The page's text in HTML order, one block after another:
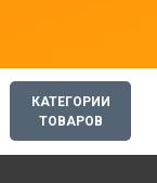
КАТЕГОРИИ
ТОВАРОВ